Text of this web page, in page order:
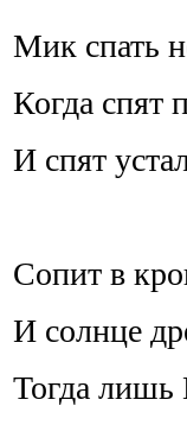
Мик спать
Когда спят
И спят
Сопит в
И солнце
Тогда лишь